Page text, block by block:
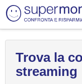
Trova la
streaming